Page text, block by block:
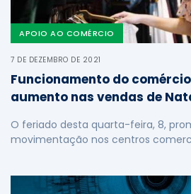
APOIO AO COMÉRCIO
7 DE DEZEMBRO DE 2021
Funcionamento do
aumento nas vendas de
O feriado desta quarta-feira, 8,
movimentação nos centros